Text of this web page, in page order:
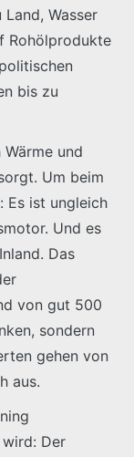
Wasser
Rohölprodukte
bis zu
und
Um beim
Es ist ungleich
Und es
Das
von gut 500
sondern
gehen von
aus.
Der